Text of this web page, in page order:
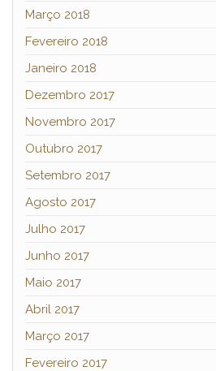
Março 2018
Fevereiro 2018
Janeiro 2018
Dezembro 2017
Novembro 2017
Outubro 2017
Setembro 2017
Agosto 2017
Julho 2017
Junho 2017
Maio 2017
Abril 2017
Março 2017
Fevereiro 2017